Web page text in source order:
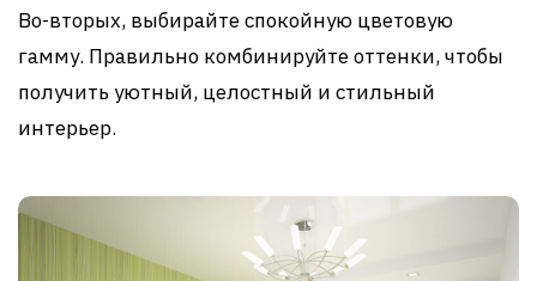
Во-вторых, выбирайте спокойную цветовую
гамму. Правильно комбинируйте оттенки, чтобы
получить уютный, целостный и стильный
интерьер.